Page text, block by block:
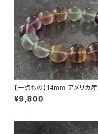
【一点もの】14mm アメリカ産
バイカラー フローライト ブレス
レット【鑑別済み】
¥9,800